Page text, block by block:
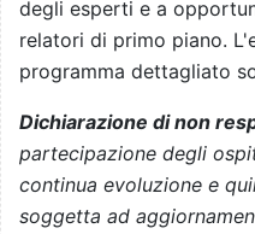
degli esperti e a
relatori di primo piano.
programma dettagliato
Dichiarazione di non
partecipazione degli
continua evoluzione e
soggetta ad